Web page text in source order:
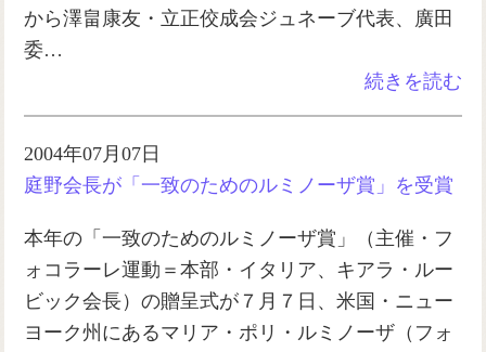
から澤畠康友・立正佼成会ジュネーブ代表、廣田
委…
続きを読む
2004年07月07日
庭野会長が「一致のためのルミノーザ賞」を受賞
本年の「一致のためのルミノーザ賞」（主催・フ
ォコラーレ運動＝本部・イタリア、キアラ・ルー
ビック会長）の贈呈式が７月７日、米国・ニュー
ヨーク州にあるマリア・ポリ・ルミノーザ（フォ